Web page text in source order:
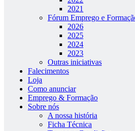
2021
Fórum Emprego e
2026
2025
2024
2023
Outras iniciativas
Falecimentos
Loja
Como anunciar
Emprego & Formação
Sobre nós
A nossa história
Ficha Técnica